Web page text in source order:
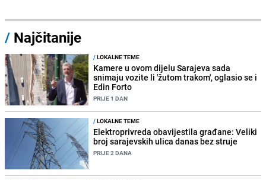
/ Najčitanije
/LOKALNE TEME
Kamere u ovom dijelu Sarajeva sada
snimaju vozite li 'žutom trakom', oglasio se i
Edin Forto
PRIJE 1 DAN
/LOKALNE TEME
Elektroprivreda obavijestila građane: Veliki
broj sarajevskih ulica danas bez struje
PRIJE 2 DANA